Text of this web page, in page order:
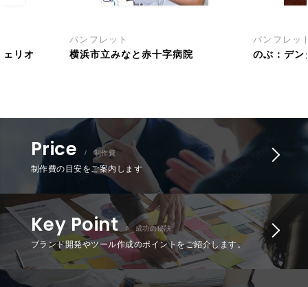
リオ
パンフレット
横浜市立みなと赤十字病院
パンフレッ
のぶ：デン
Price / 制作費
制作費の目安をご案内します
Key Point / 成功の秘訣
ブランド開発やツール作成のポイントをご紹介します。